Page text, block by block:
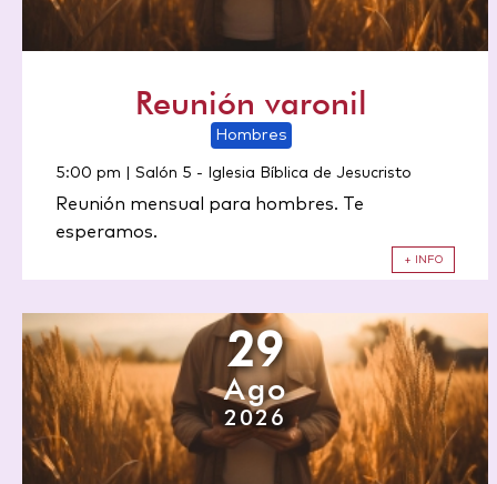
Reunión varonil
Hombres
5:00 pm | Salón 5 - Iglesia Bíblica de Jesucristo
Reunión mensual para hombres. Te
esperamos.
+ INFO
29
Ago
2026